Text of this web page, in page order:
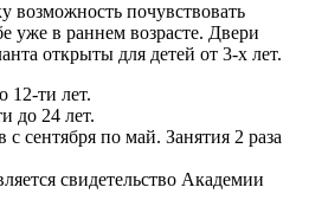
возможность почувствовать
уже в раннем возрасте. Двери
открыты для детей от 3-х лет.
12-ти лет.
до 24 лет.
сентября по май. Занятия 2 раза
свидетельство Академии